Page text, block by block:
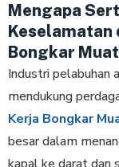
Mengapa
Keselamatan
Bongkar
Industri pelabuhan
mendukung
Kerja Bongkar
besar dalam